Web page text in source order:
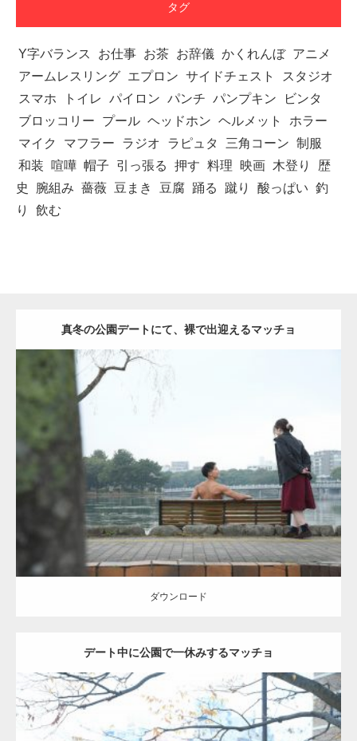
タグ
Y字バランス お仕事 お茶 お辞儀 かくれんぼ アニメ
アームレスリング エプロン サイドチェスト
スタジオ
スマホ
トイレ パイロン パンチ パンプキン
ビンタ
ブロッコリー
プール ヘッドホン ヘルメット
ホラー
マイク
マフラー ラジオ ラピュタ 三角コーン 制服
和装
喧嘩 帽子 引っ張る 押す 料理 映画 木登り
歴
史
腕組み 薔薇 豆まき 豆腐 踊る 蹴り 酸っぱい 釣
り
飲む
真冬の公園デートにて、裸で出迎えるマッチョ
公園のマッチョ AKIHITO(細マッチョ) 背中
ダウンロード
ダウンロード
デート中に公園で一休みするマッチョ